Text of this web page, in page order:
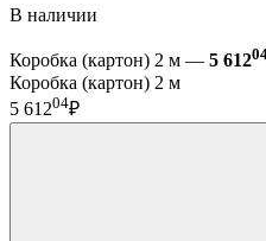
В наличии
Коробка (картон) 2 м — 5 612
Коробка (картон) 2 м
5 61204₽